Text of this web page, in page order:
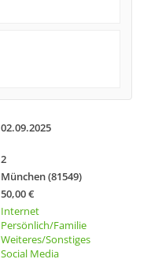
02.09.2025
2
München (81549)
50,00 €
Internet
Persönlich/Familie
Weiteres/Sonstiges
Social Media